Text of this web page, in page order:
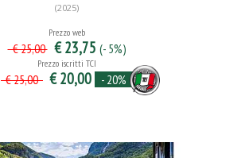
(2025)
Prezzo web
€ 25,00 € 23,75 (- 5%)
Prezzo iscritti TCI
€ 25,00 € 20,00 - 20%